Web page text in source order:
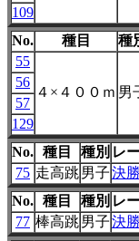
109
No.
種目 種
55
４×４００ｍ 男
56
57
129
No. 種目 種別 レ
75 走高跳男子決勝
No. 種目 種別 レ
77 棒高跳男子決勝